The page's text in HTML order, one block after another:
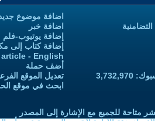
اضافة موضوع
اضافة خبر
إضافة يوتيوب-
إضافة كتاب إلى
- English
أضف حملة
تعديل الموقع
ابحث في موقع
متاحة للجميع مع الإشارة إلى المصدر